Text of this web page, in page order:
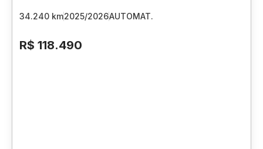
34.240 km2025/2026AUTOMAT.
R$ 118.490